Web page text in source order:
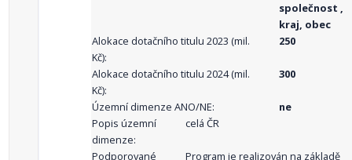
společnost ,
kraj, obec
Alokace dotačního titulu 2023 (mil.
Kč):
250
Alokace dotačního titulu 2024 (mil.
Kč):
300
Územní dimenze ANO/NE:
ne
Popis územní
dimenze:
celá ČR
Podporované
Program je realizován na základě